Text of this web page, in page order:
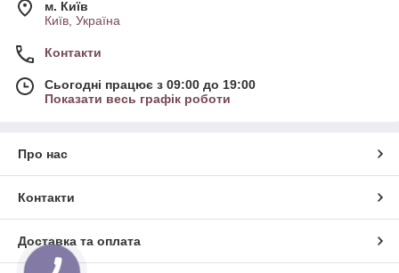
м. Київ
Київ, Україна
Контакти
Сьогодні працює з 09:00 до 19:00
Показати весь графік роботи
Про нас
Контакти
Доставка та оплата
КНОПКА